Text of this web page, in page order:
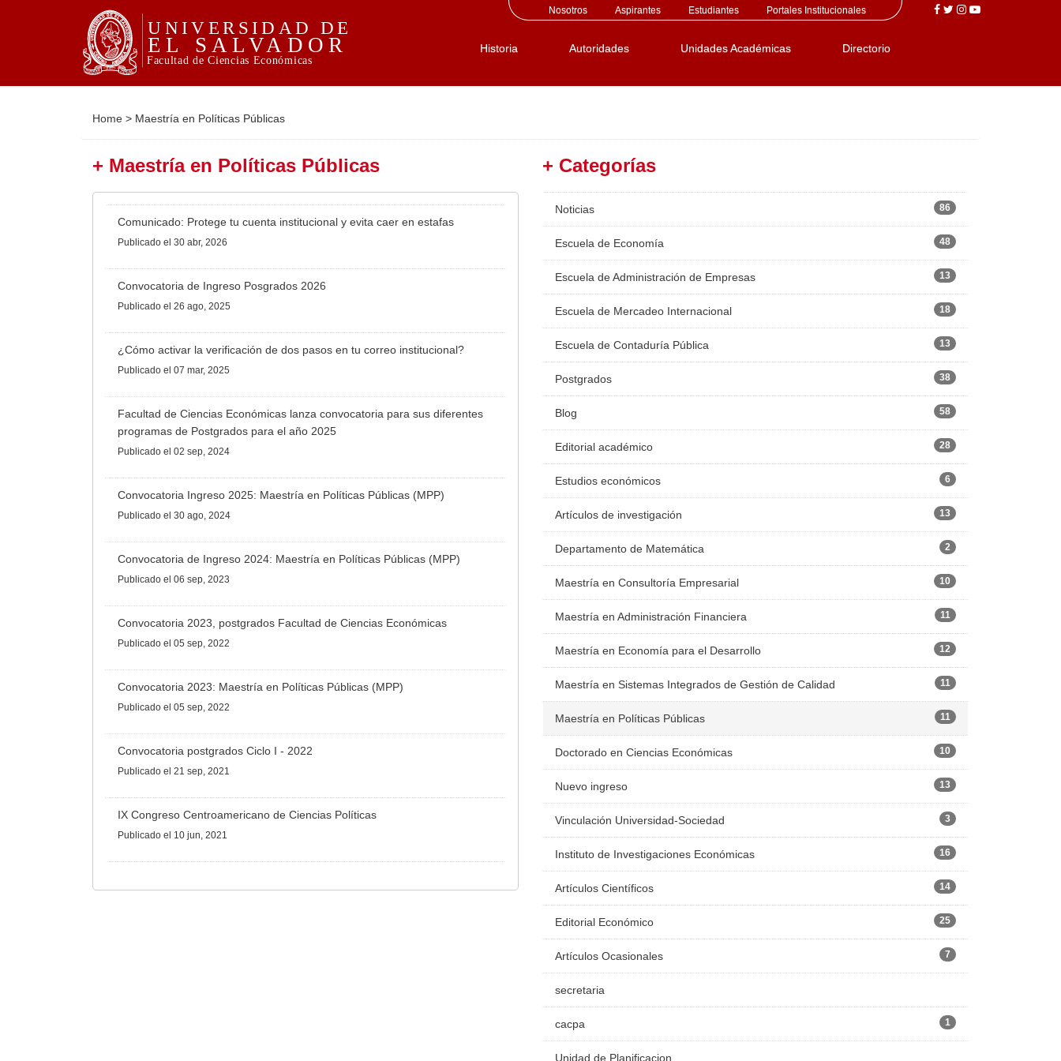
Nosotros Aspirantes Estudiantes Portales Institucionales
Historia Autoridades Unidades Académicas Directorio
Home > Maestría en Políticas Públicas
+ Maestría en Políticas Públicas
Comunicado: Protege tu cuenta institucional y evita caer en estafas
Publicado el 30 abr, 2026
Convocatoria de Ingreso Posgrados 2026
Publicado el 26 ago, 2025
¿Cómo activar la verificación de dos pasos en tu correo institucional?
Publicado el 07 mar, 2025
Facultad de Ciencias Económicas lanza convocatoria para sus diferentes
programas de Postgrados para el año 2025
Publicado el 02 sep, 2024
Convocatoria Ingreso 2025: Maestría en Políticas Públicas (MPP)
Publicado el 30 ago, 2024
Convocatoria de Ingreso 2024: Maestría en Políticas Públicas (MPP)
Publicado el 06 sep, 2023
Convocatoria 2023, postgrados Facultad de Ciencias Económicas
Publicado el 05 sep, 2022
Convocatoria 2023: Maestría en Políticas Públicas (MPP)
Publicado el 05 sep, 2022
Convocatoria postgrados Ciclo I - 2022
Publicado el 21 sep, 2021
IX Congreso Centroamericano de Ciencias Políticas
Publicado el 10 jun, 2021
+ Categorías
Noticias 86
Escuela de Economía 48
Escuela de Administración de Empresas 13
Escuela de Mercadeo Internacional 18
Escuela de Contaduría Pública 13
Postgrados 38
Blog 58
Editorial académico 28
Estudios económicos 6
Artículos de investigación 13
Departamento de Matemática 2
Maestría en Consultoría Empresarial 10
Maestría en Administración Financiera 11
Maestría en Economía para el Desarrollo 12
Maestría en Sistemas Integrados de Gestión de Calidad 11
Maestría en Políticas Públicas 11
Doctorado en Ciencias Económicas 10
Nuevo ingreso 13
Vinculación Universidad-Sociedad 3
Instituto de Investigaciones Económicas 16
Artículos Científicos 14
Editorial Económico 25
Artículos Ocasionales 7
secretaria
cacpa 1
Unidad de Planificacion